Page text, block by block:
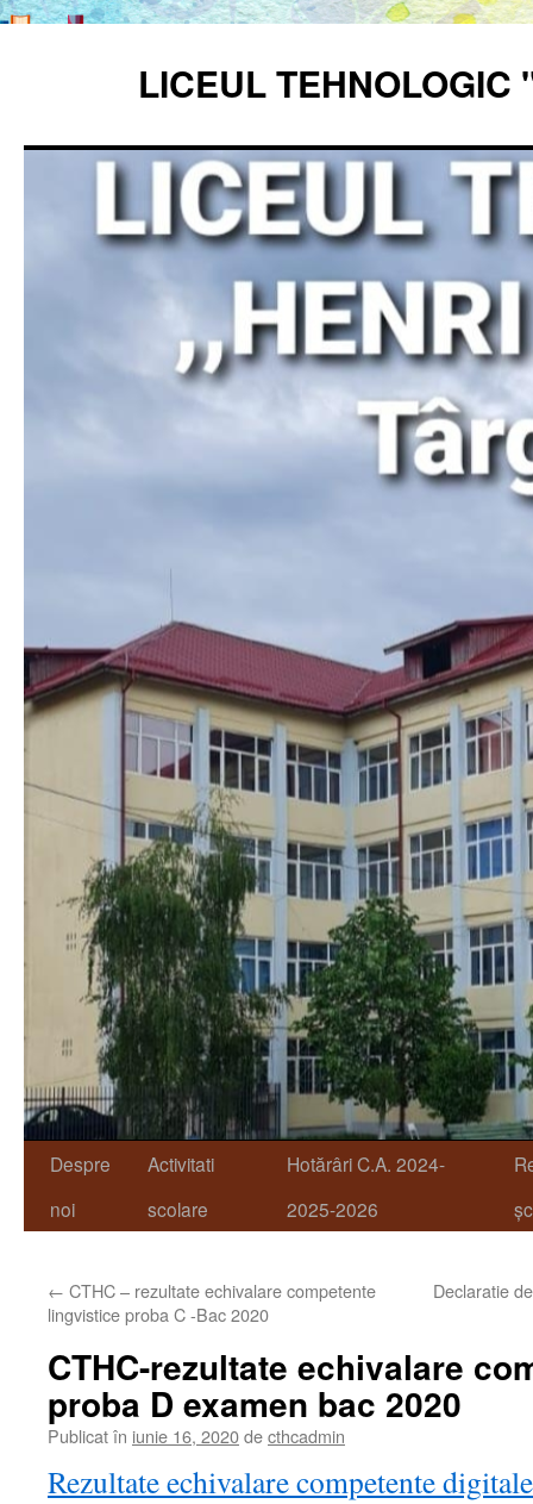
LICEUL
Despre
noi
Activitati
scolare
Hotărâri C.A. 2024-
2025-2026
← CTHC – rezultate echivalare competente
lingvistice proba C -Bac 2020
Declaratie
CTHC-rezultate echivalare
proba D examen bac 2020
Publicat în iunie 16, 2020decthcadmin
Rezultate echivalare competente